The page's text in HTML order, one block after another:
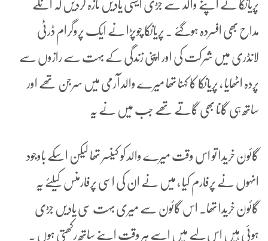
پریانکا نے اپنے والد سے جڑی ایسی یادیں تازہ کردیں کہ انکے
مداح بھی افسردہ ہوگئے ۔ پریانکا چوپڑا نے ایک پروگرام ڈرٹی
لانڈری میں شرکت کی اور اپنی زندگی کے بہت سے رازوں سے
پردہ اٹھایا ، پریانکا کا کہنا تھا میرے والد آرمی میں سرجن تھے اور
ساتھ ہی گانا بھی گاتے تھے جب میں نے یہ
گائون خریدا تو اس وقت میرے والد کو کینسر تھا لیکن اسکے باوجود
انہوں نے پرفارم کیا ، میں نے ان کی اسی پرفارمنس کیلئے یہ
گائون خریدا تھا۔ اس گائون سے میری بہت سی یادیں جڑی
ہوئی ہیں اس لیے میں اسے ہر وقت اپنے ساتھ رکھتی ہوں ۔